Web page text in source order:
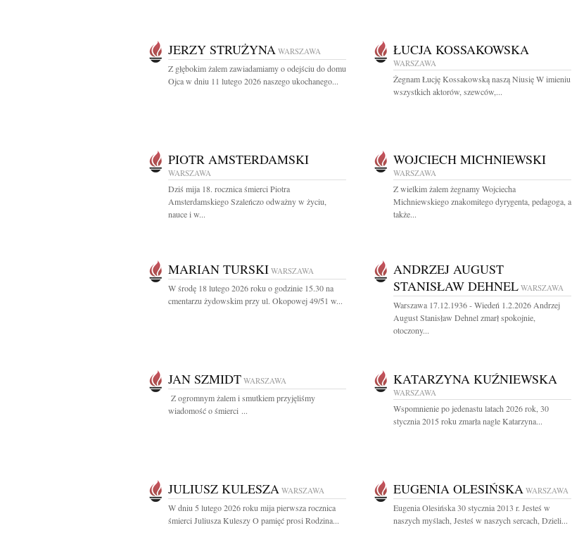
JERZY STRUŻYNA WARSZAWA
Z głębokim żalem zawiadamiamy o odejściu do domu
Ojca w dniu 11 lutego 2026 naszego ukochanego...
ŁUCJA KOSSAKOWSKA
WARSZAWA
Żegnam Łucję Kossakowską naszą Niusię W imieniu
wszystkich aktorów, szewców,...
PIOTR AMSTERDAMSKI
WARSZAWA
Dziś mija 18. rocznica śmierci Piotra
Amsterdamskiego Szaleńczo odważny w życiu,
nauce i w...
WOJCIECH MICHNIEWSKI
WARSZAWA
Z wielkim żalem żegnamy Wojciecha
Michniewskiego znakomitego dyrygenta, pedagoga, a
także...
MARIAN TURSKI WARSZAWA
W środę 18 lutego 2026 roku o godzinie 15.30 na
cmentarzu żydowskim przy ul. Okopowej 49/51 w...
ANDRZEJ AUGUST
STANISŁAW DEHNEL WARSZAWA
Warszawa 17.12.1936 - Wiedeń 1.2.2026 Andrzej
August Stanisław Dehnel zmarł spokojnie,
otoczony...
JAN SZMIDT WARSZAWA
Z ogromnym żalem i smutkiem przyjęliśmy
wiadomość o śmierci ...
KATARZYNA KUŹNIEWSKA
WARSZAWA
Wspomnienie po jedenastu latach 2026 rok, 30
stycznia 2015 roku zmarła nagle Katarzyna...
JULIUSZ KULESZA WARSZAWA
W dniu 5 lutego 2026 roku mija pierwsza rocznica
śmierci Juliusza Kuleszy O pamięć prosi Rodzina...
EUGENIA OLESIŃSKA WARSZAWA
Eugenia Olesińska 30 stycznia 2013 r. Jesteś w
naszych myślach, Jesteś w naszych sercach, Dzieli...